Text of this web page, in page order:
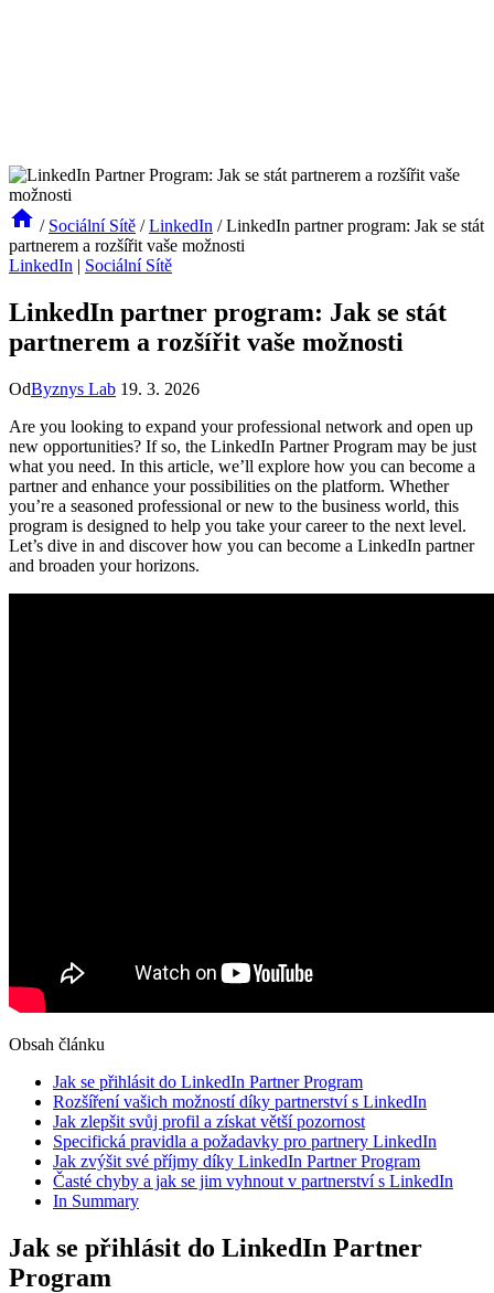
/ Sociální Sítě / LinkedIn / LinkedIn partner program: Jak se stát
partnerem a rozšířit vaše možnosti
LinkedIn | Sociální Sítě
LinkedIn partner program: Jak se stát
partnerem a rozšířit vaše možnosti
OdByznys Lab 19. 3. 2026
Are you looking to expand your professional network and open up
new opportunities? If so, the LinkedIn Partner Program may be just
what you need. In this article, we’ll explore how you can become a
partner and enhance your possibilities on the platform. Whether
you’re a seasoned professional or new to the business world, this
program is designed to help you take your career to the next level.
Let’s dive in and discover how you can become a LinkedIn partner
and broaden your horizons.
Obsah článku
Jak se přihlásit do LinkedIn Partner Program
Rozšíření vašich možností díky partnerství s LinkedIn
Jak zlepšit svůj profil a získat větší pozornost
Specifická pravidla a požadavky pro partnery LinkedIn
Jak zvýšit své příjmy díky LinkedIn Partner Program
Časté chyby a jak se jim vyhnout v partnerství s LinkedIn
In Summary
Jak se přihlásit do LinkedIn Partner
Program